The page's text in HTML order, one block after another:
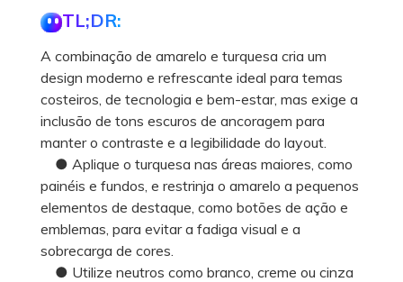
TL;DR:
A combinação de amarelo e turquesa cria um
design moderno e refrescante ideal para temas
costeiros, de tecnologia e bem-estar, mas exige a
inclusão de tons escuros de ancoragem para
manter o contraste e a legibilidade do layout.
● Aplique o turquesa nas áreas maiores, como
painéis e fundos, e restrinja o amarelo a pequenos
elementos de destaque, como botões de ação e
emblemas, para evitar a fadiga visual e a
sobrecarga de cores.
● Utilize neutros como branco, creme ou cinza